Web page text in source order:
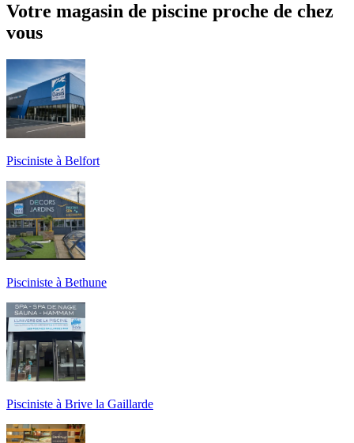
Votre magasin de piscine proche de chez
vous
Pisciniste à Belfort
Pisciniste à Bethune
Pisciniste à Brive la Gaillarde